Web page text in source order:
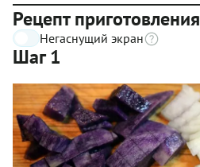
Рецепт приготовления
Негаснущий экран
Шаг 1